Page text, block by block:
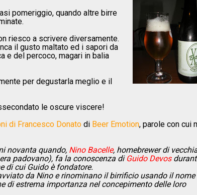
pomeriggio, quando altre birre
riesco a scrivere diversamente.
il gusto maltato ed i sapori da
e del percoco, magari in balia
per degustarla meglio e il
le oscure viscere!
di Francesco Donatodi Beer Emotion, parole con cui
novanta quando, Nino Bacelle, homebrewer di
padovano), fa la conoscenza di Guido Devos
di cui Guido è fondatore.
da Nino e rinominano il birrificio usando il nome
di estrema importanza nel concepimento delle loro